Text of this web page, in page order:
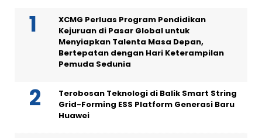
XCMG Perluas Program Pendidikan
Kejuruan di Pasar Global untuk
Menyiapkan Talenta Masa Depan,
Bertepatan dengan Hari Keterampilan
Pemuda Sedunia
Terobosan Teknologi di Balik Smart String
Grid-Forming ESS Platform Generasi Baru
Huawei